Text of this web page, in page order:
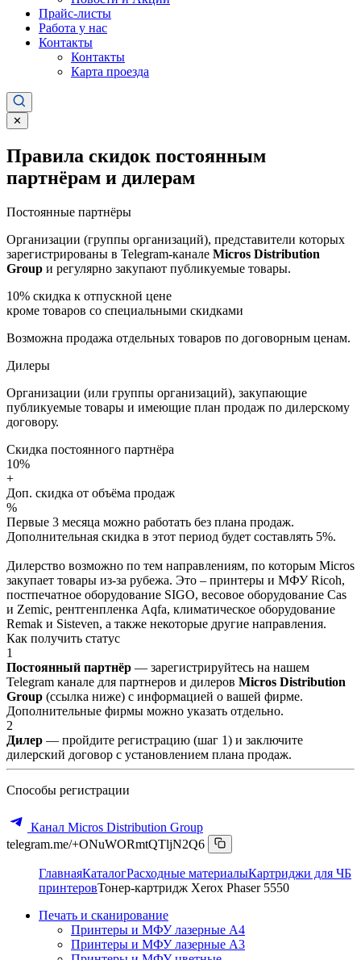
Прайс-листы
Работа у нас
Контакты
Контакты
Карта проезда
✕
Правила скидок постоянным
партнёрам и дилерам
Постоянные партнёры
Организации (группы организаций), представители которых
зарегистрированы в Telegram-канале Micros Distribution
Group и регулярно закупают публикуемые товары.
10% скидка к отпускной цене
кроме товаров со специальными скидками
Возможна продажа отдельных товаров по договорным ценам.
Дилеры
Организации (или группы организаций), закупающие
публикуемые товары и имеющие план продаж по дилерскому
договору.
Скидка постоянного партнёра
10%
+
Доп. скидка от объёма продаж
%
Первые 3 месяца можно работать без плана продаж.
Дополнительная скидка в этот период будет составлять 5%.
Дилерство возможно по тем направлениям, по которым Micros
закупает товары из-за рубежа. Это – принтеры и МФУ Ricoh,
постпечатное оборудование SIGO, весовое оборудование Cas
и Zemic, рентгенпленка Aqfa, климатическое оборудование
Remak и Sisteven, а также некоторые другие направления.
Как получить статус
1
Постоянный партнёр — зарегистрируйтесь на нашем
Telegram канале для партнеров и дилеров Micros Distribution
Group (ссылка ниже) с информацией о вашей фирме.
Дополнительные фирмы можно указать отдельно.
2
Дилер — пройдите регистрацию (шаг 1) и заключите
дилерский договор с установлением плана продаж.
Способы регистрации
Канал Micros Distribution Group
telegram.me/+ONuWORmtQTljN2Q6
ГлавнаяКаталогРасходные материалыКартриджи для ЧБ
принтеровТонер-картридж Xerox Phaser 5550
Печать и сканирование
Принтеры и МФУ лазерные А4
Принтеры и МФУ лазерные А3